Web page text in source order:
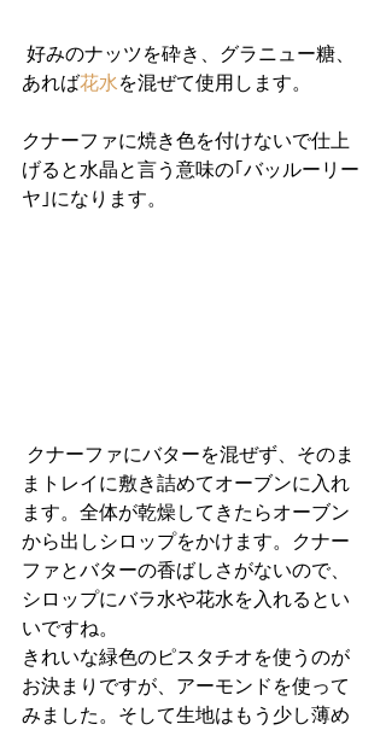
あれば花水を混ぜて使用します。
クナーファに焼き色を付けないで仕上
げると水晶と言う意味の｢バッルーリー
ヤ｣になります。
まトレイに敷き詰めてオーブンに入れ
ます。全体が乾燥してきたらオーブン
から出しシロップをかけます。クナー
ファとバターの香ばしさがないので、
シロップにバラ水や花水を入れるとい
いですね。
きれいな緑色のピスタチオを使うのが
お決まりですが、アーモンドを使って
みました。そして生地はもう少し薄め